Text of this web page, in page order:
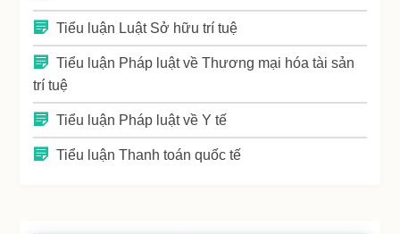
Tiểu luận Luật Sở hữu trí tuệ
Tiểu luận Pháp luật về Thương mại hóa tài sản
trí tuệ
Tiểu luận Pháp luật về Y tế
Tiểu luận Thanh toán quốc tế